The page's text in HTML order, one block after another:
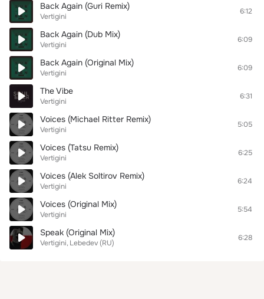
Back Again (Guri Remix)
Vertigini
6:12
Back Again (Dub Mix)
Vertigini
6:09
Back Again (Original Mix)
Vertigini
6:09
The Vibe
Vertigini
6:31
Voices (Michael Ritter Remix)
Vertigini
5:05
Voices (Tatsu Remix)
Vertigini
6:25
Voices (Alek Soltirov Remix)
Vertigini
6:24
Voices (Original Mix)
Vertigini
5:54
Speak (Original Mix)
Vertigini Lebedev (RU)
6:28